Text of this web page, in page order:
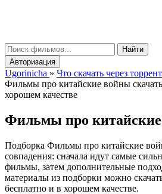
Найти
Авторизация
Ugorinicha » Что скачать через
Фильмы про китайские войны скачать
хорошем качестве
Фильмы про
Подборка Фильмы про китайские
совпадения: сначала идут самые
фильмы, затем дополнительные
материалы из подборки можно
бесплатно и в хорошем качестве.